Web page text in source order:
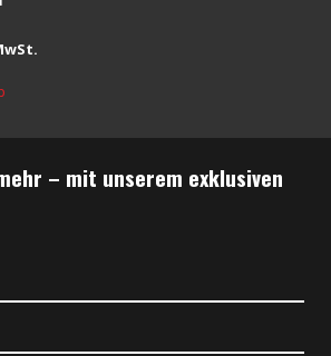
– mit unserem exklusiven